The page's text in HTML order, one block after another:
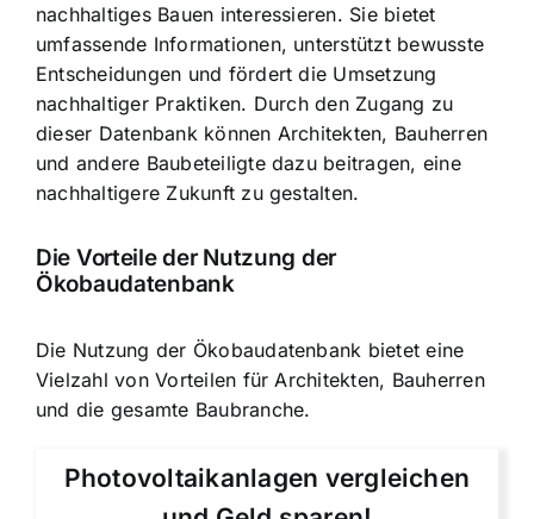
nachhaltiges Bauen interessieren. Sie bietet
umfassende Informationen, unterstützt bewusste
Entscheidungen und fördert die Umsetzung
nachhaltiger Praktiken. Durch den Zugang zu
dieser Datenbank können Architekten, Bauherren
und andere Baubeteiligte dazu beitragen, eine
nachhaltigere Zukunft zu gestalten.
Die Vorteile der Nutzung der
Ökobaudatenbank
Die Nutzung der Ökobaudatenbank bietet eine
Vielzahl von Vorteilen für Architekten, Bauherren
und die gesamte Baubranche.
Photovoltaikanlagen vergleichen